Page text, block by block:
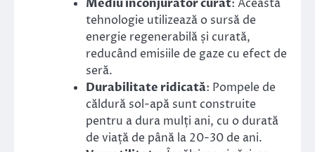
Mediu înconjurător curat: Această
tehnologie utilizează o sursă de
energie regenerabilă și curată,
reducând emisiile de gaze cu efect de
seră.
Durabilitate ridicată: Pompele de
căldură sol-apă sunt construite
pentru a dura mulți ani, cu o durată
de viață de până la 20-30 de ani.